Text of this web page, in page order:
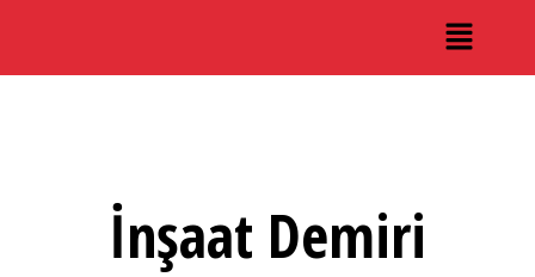
İnşaat Demiri